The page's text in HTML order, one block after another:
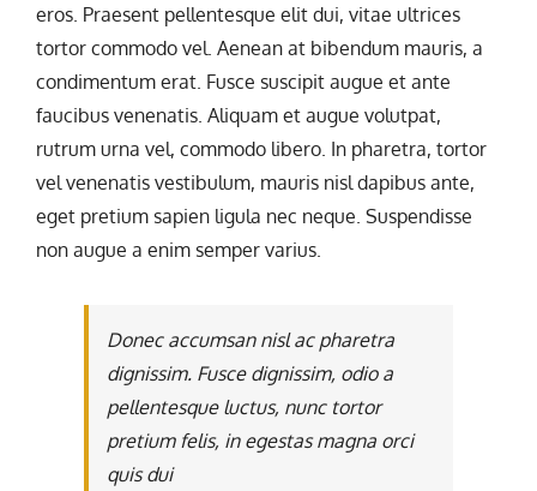
eros. Praesent pellentesque elit dui, vitae ultrices
tortor commodo vel. Aenean at bibendum mauris, a
condimentum erat. Fusce suscipit augue et ante
faucibus venenatis. Aliquam et augue volutpat,
rutrum urna vel, commodo libero. In pharetra, tortor
vel venenatis vestibulum, mauris nisl dapibus ante,
eget pretium sapien ligula nec neque. Suspendisse
non augue a enim semper varius.
Donec accumsan nisl ac pharetra
dignissim. Fusce dignissim, odio a
pellentesque luctus, nunc tortor
pretium felis, in egestas magna orci
quis dui